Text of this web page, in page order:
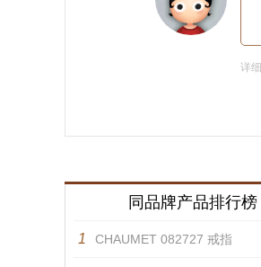
详
同品牌产品排行榜
1 CHAUMET 082727 戒指